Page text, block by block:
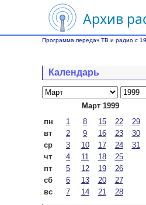
Архив
Программа передач ТВ и радио с
Календарь
Март 1999
пн
1 8 15 22
29
вт
2 9 16 23
30
ср
3 10 17 24
31
чт
4 11 18
25
пт
5 12 19
26
сб
6 13 20
27
вс
7 14 21 28